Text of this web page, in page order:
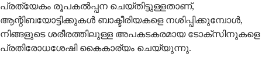
പ്രത്യേകം രൂപകൽപ്പന ചെയ്തിട്ടുള്ളതാണ്,
ആന്റിബയോട്ടിക്കുകൾ ബാക്ടീരിയകളെ നശിപ്പിക്കുമ്പോൾ,
നിങ്ങളുടെ ശരീരത്തിലുള്ള അപകടകരമായ ടോക്സിനുകളെ
പ്രതിരോധശേഷി കൈകാര്യം ചെയ്യുന്നു.